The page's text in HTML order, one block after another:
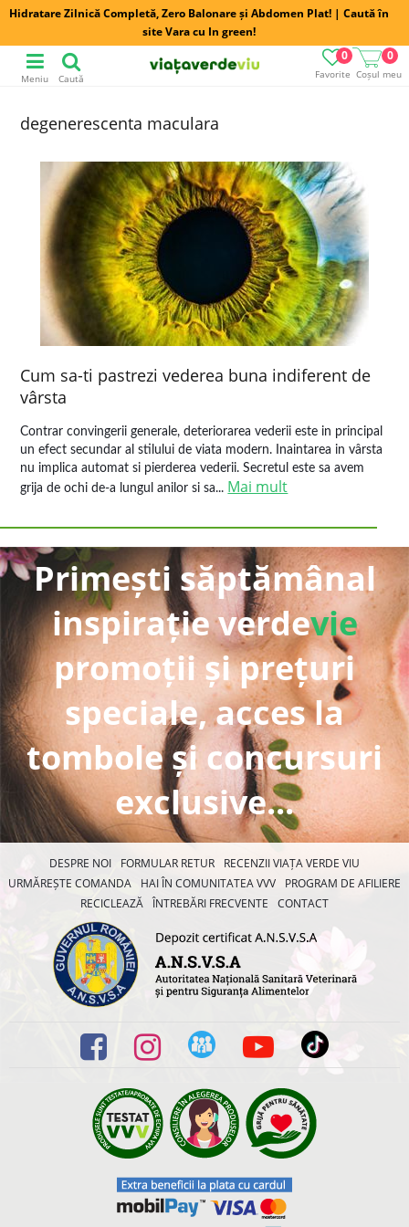
Hidratare Zilnică Completă, Zero Balonare și Abdomen Plat! | Caută în
site Vara cu In green!
Favorite
0
Coșul meu
0
Meniu Caută
degenerescenta maculara
Cum sa-ti pastrezi vederea buna indiferent de
vârsta
Contrar convingerii generale, deteriorarea vederii este in principal
un efect secundar al stilului de viata modern. Inaintarea in vârsta
nu implica automat si pierderea vederii. Secretul este sa avem
grija de ochi de-a lungul anilor si sa... Mai mult
Primești săptămânal
inspirație verdevie
promoții și prețuri
speciale, acces la
tombole și concursuri
exclusive...
DESPRE NOI FORMULAR RETUR
RECENZII VIAȚA VERDE VIU
URMĂREȘTE COMANDA
HAI ÎN COMUNITATEA VVV
PROGRAM DE AFILIERE
RECICLEAZĂ ÎNTREBĂRI FRECVENTE CONTACT